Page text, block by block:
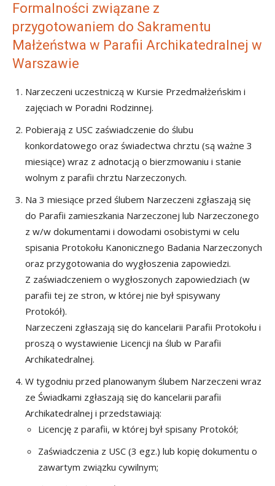
Formalności związane z
przygotowaniem do Sakramentu
Małżeństwa w Parafii Archikatedralnej w
Warszawie
Narzeczeni uczestniczą w Kursie Przedmałżeńskim i
zajęciach w Poradni Rodzinnej.
Pobierają z USC zaświadczenie do ślubu
konkordatowego oraz świadectwa chrztu (są ważne 3
miesiące) wraz z adnotacją o bierzmowaniu i stanie
wolnym z parafii chrztu Narzeczonych.
Na 3 miesiące przed ślubem Narzeczeni zgłaszają się
do Parafii zamieszkania Narzeczonej lub Narzeczonego
z w/w dokumentami i dowodami osobistymi w celu
spisania Protokołu Kanonicznego Badania Narzeczonych
oraz przygotowania do wygłoszenia zapowiedzi.
Z zaświadczeniem o wygłoszonych zapowiedziach (w
parafii tej ze stron, w której nie był spisywany
Protokół).
Narzeczeni zgłaszają się do kancelarii Parafii Protokołu i
proszą o wystawienie Licencji na ślub w Parafii
Archikatedralnej.
W tygodniu przed planowanym ślubem Narzeczeni wraz
ze Świadkami zgłaszają się do kancelarii parafii
Archikatedralnej i przedstawiają:
Licencję z parafii, w której był spisany Protokół;
Zaświadczenia z USC (3 egz.) lub kopię dokumentu o
zawartym związku cywilnym;